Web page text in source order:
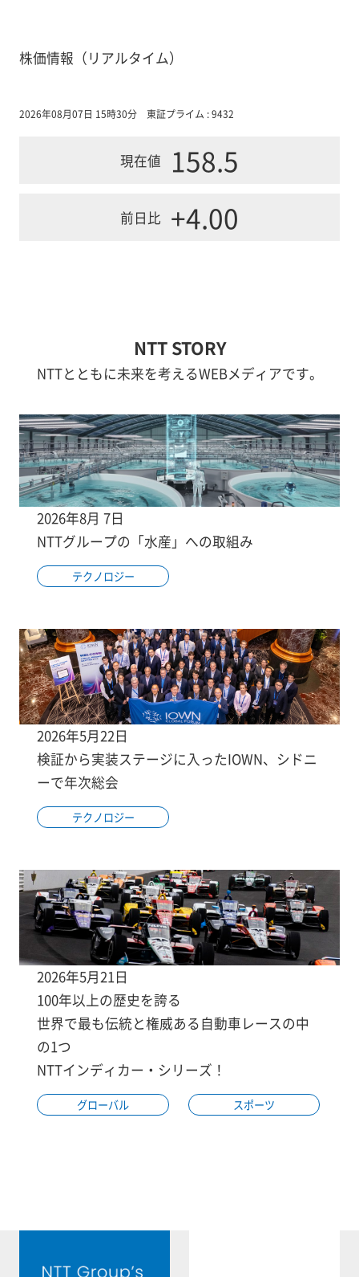
株価情報（リアルタイム）
2026年08月07日 15時30分 東証プライム : 9432
現在値 158.5
前日比 +4.00
NTT STORY
NTTとともに未来を考えるWEBメディアです。
2026年8月 7日
NTTグループの「水産」への取組み
テクノロジー
2026年5月22日
検証から実装ステージに入ったIOWN、シドニ
ーで年次総会
テクノロジー
2026年5月21日
100年以上の歴史を誇る
世界で最も伝統と権威ある自動車レースの中
の1つ
NTTインディカー・シリーズ！
グローバル スポーツ